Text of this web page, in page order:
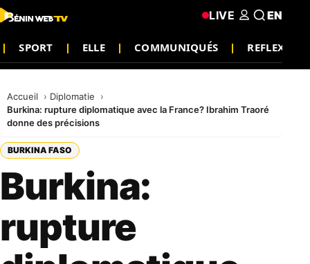
SPORT ELLE COMMUNIQUÉS REFLEXION
LIVE EN
Accueil
Diplomatie
Burkina: rupture diplomatique avec la France? Ibrahim Traoré
donne des précisions
BURKINA FASO
Burkina:
rupture